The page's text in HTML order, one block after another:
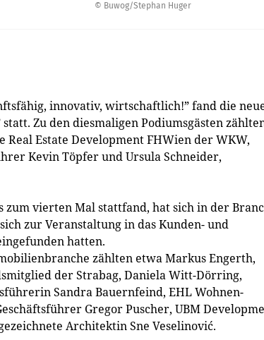
© Buwog/Stephan Huger
innovativ, wirtschaftlich!” fand die
Zu den diesmaligen Podiumsgästen
Estate Development FHWien der WKW,
Kevin Töpfer und Ursula Schneider,
vierten Mal stattfand, hat sich in der
zur Veranstaltung in das Kunden- und
hatten.
zählten etwa Markus Engerth,
der Strabag, Daniela Witt-Dörring,
Sandra Bauernfeind, EHL Wohnen-
Gregor Puscher, UBM
Architektin Sne Veselinović.